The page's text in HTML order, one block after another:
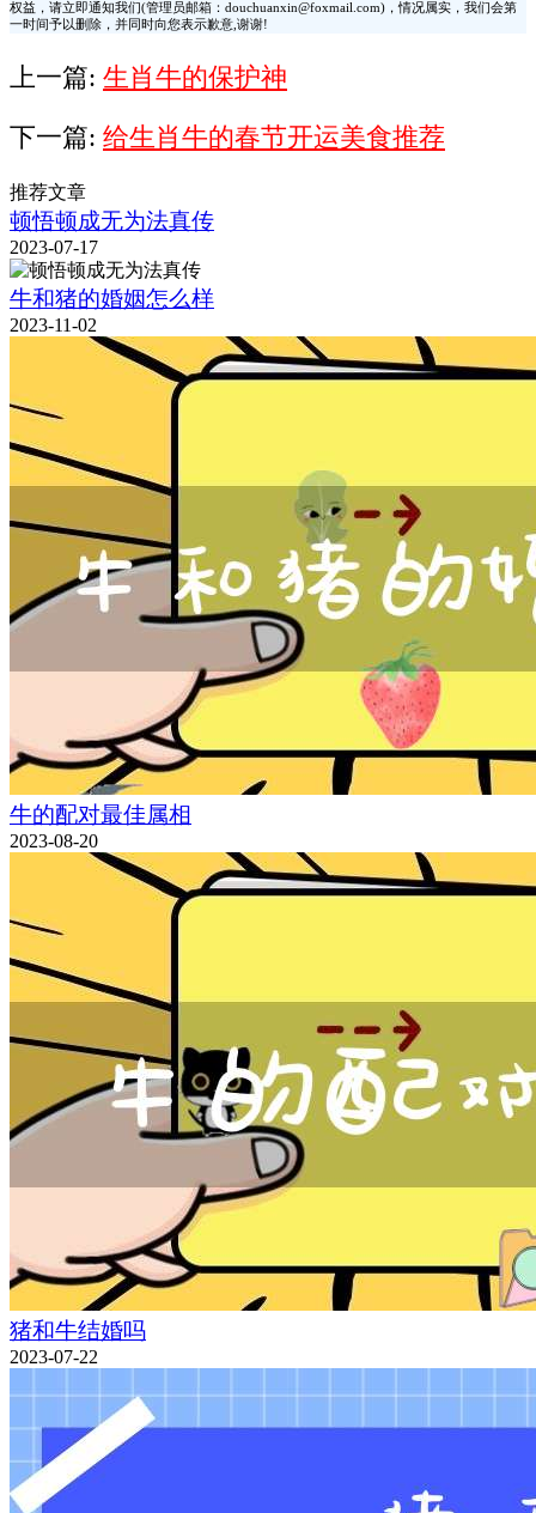
权益，请立即通知我们(管理员邮箱：douchuanxin@foxmail.com)，情况属实，我们会第
一时间予以删除，并同时向您表示歉意,谢谢!
上一篇: 生肖牛的保护神
下一篇: 给生肖牛的春节开运美食推荐
推荐文章
顿悟顿成无为法真传
2023-07-17
牛和猪的婚姻怎么样
2023-11-02
牛的配对最佳属相
2023-08-20
猪和牛结婚吗
2023-07-22